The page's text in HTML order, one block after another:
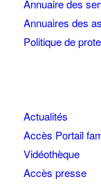
Annuaire des
Annuaires des
Politique de
Actualités
Accès Portail
Vidéothèque
Accès presse